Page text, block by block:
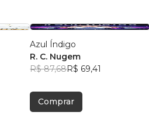
Azul Índigo
R. C. Nugem
R$ 87,68R$ 69,41
Comprar